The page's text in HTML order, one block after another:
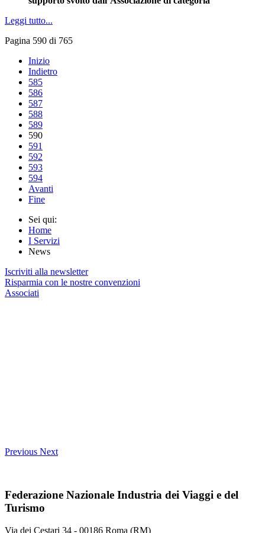
Leggi tutto...
Pagina 590 di 765
Inizio
Indietro
585
586
587
588
589
590
591
592
593
594
Avanti
Fine
Sei qui:
Home
I Servizi
News
Iscriviti alla newsletter
Risparmia con le nostre convenzioni
Associati
Previous Next
Federazione Nazionale Industria dei Viaggi e del
Turismo
Via dei Cestari 34 - 00186 Roma (RM)